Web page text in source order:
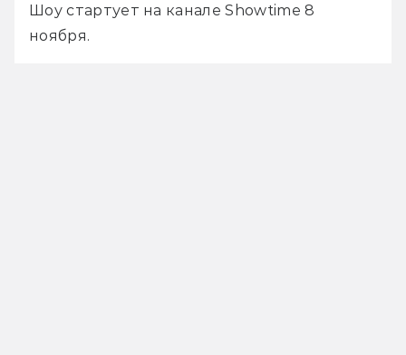
Шоу стартует на канале Showtime 8
ноября.